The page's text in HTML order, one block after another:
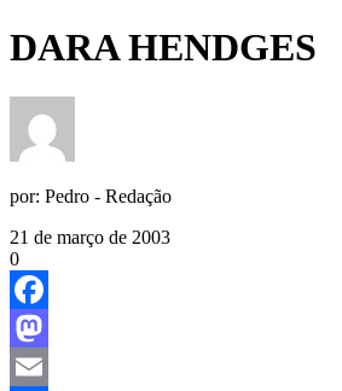
DARA HENDGES
por: Pedro - Redação
21 de março de 2003
0
Facebook
Mastodon